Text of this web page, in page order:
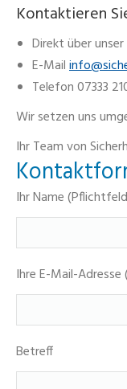
Kontaktieren
Direkt über
E-Mail
Telefon 07333
Wir setzen uns
Ihr Team von
Ihr Name
Ihre E-Mail-
Betreff